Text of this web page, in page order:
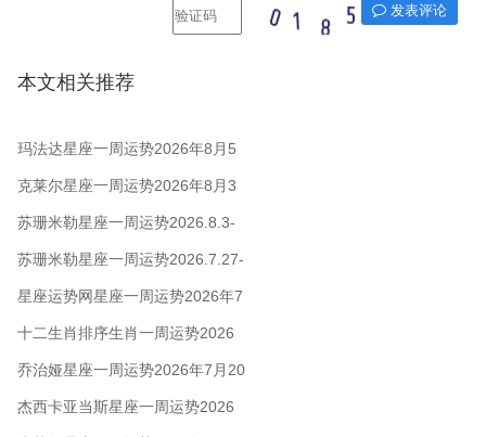
发表评论
本文相关推荐
玛法达星座一周运势2026年8月5
日至11日
克莱尔星座一周运势2026年8月3
日-9日
苏珊米勒星座一周运势2026.8.3-
8.9
苏珊米勒星座一周运势2026.7.27-
8.2
星座运势网星座一周运势2026年7
月27日 - 8月2日
十二生肖排序生肖一周运势2026
年7月27日—8月2日
乔治娅星座一周运势2026年7月20
日-26日
杰西卡亚当斯星座一周运势2026